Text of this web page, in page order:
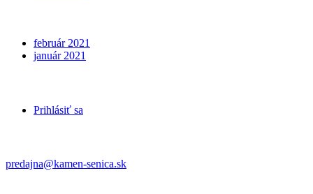
február 2021
január 2021
Prihlásiť sa
predajna@kamen-senica.sk